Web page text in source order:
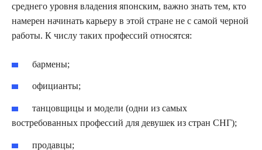
среднего уровня владения японским, важно знать тем, кто
намерен начинать карьеру в этой стране не с самой черной
работы. К числу таких профессий относятся:
бармены;
официанты;
танцовщицы и модели (одни из самых
востребованных профессий для девушек из стран СНГ);
продавцы;